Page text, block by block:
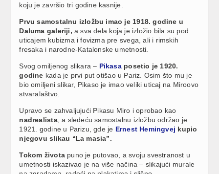
koju je završio tri godine kasnije.
Prvu samostalnu izložbu imao je 1918. godine u
Daluma galeriji, a sva dela koja je izložio bila su pod
uticajem kubizma i fovizma pre svega, ali i rimskih
fresaka i narodne-Katalonske umetnosti.
Svog omiljenog slikara – Pikasaposetio je 1920.
godine kada je prvi put otišao u Pariz. Osim što mu je
bio omiljeni slikar, Pikaso je imao veliki uticaj na Miroovo
stvaralaštvo.
Upravo se zahvaljujući Pikasu Miro i oprobao kao
nadrealista, a sledeću samostalnu izložbu održao je
1921. godine u Parizu, gde je Ernest Hemingvej kupio
njegovu slikau “La masia”.
Tokom životapuno je putovao, a svoju svestranost u
umetnosti iskazivao je na više načina – slikajući murale